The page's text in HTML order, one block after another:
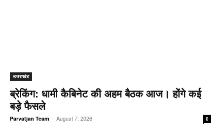
उत्तराखंड
ब्रेकिंग: धामी कैबिनेट की अहम बैठक आज। होंगे कई
बड़े फैसले
Parvatjan Team - August 7, 2026 0